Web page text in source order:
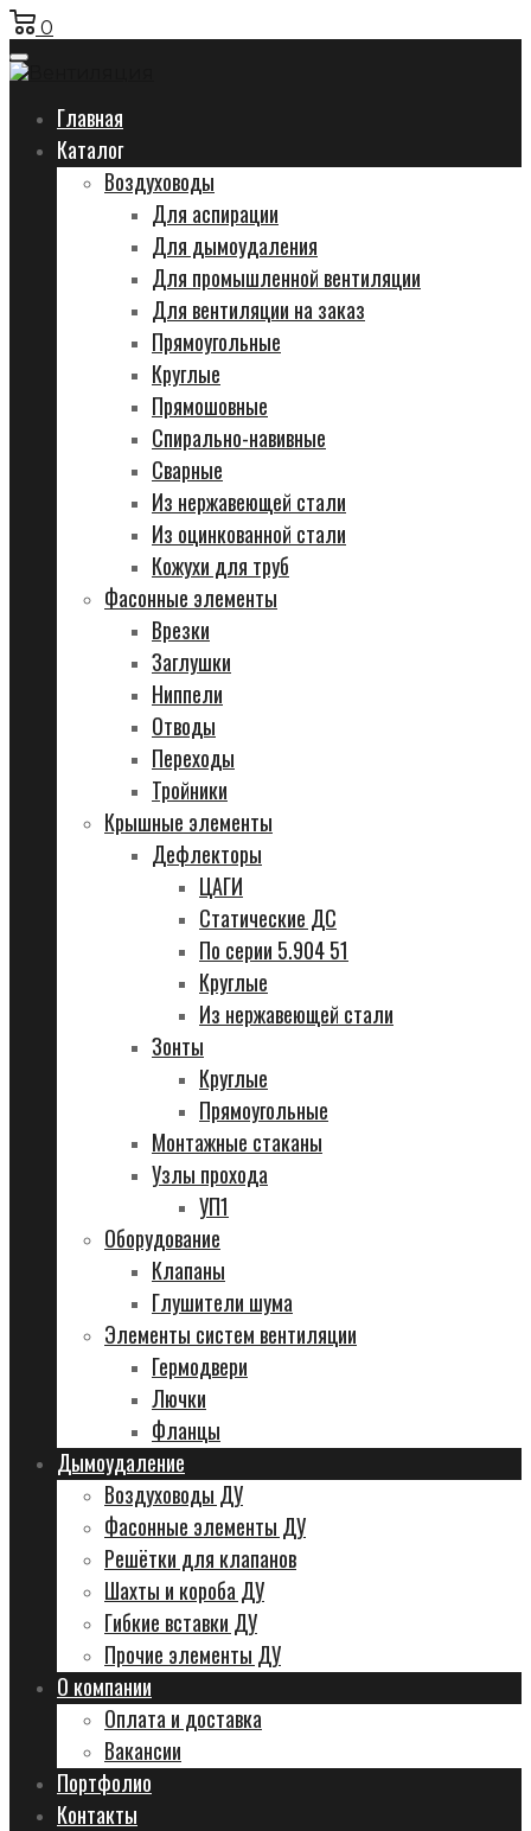
0
Главная
Каталог
Воздуховоды
Для аспирации
Для дымоудаления
Для промышленной вентиляции
Для вентиляции на заказ
Прямоугольные
Круглые
Прямошовные
Спирально-навивные
Сварные
Из нержавеющей стали
Из оцинкованной стали
Кожухи для труб
Фасонные элементы
Врезки
Заглушки
Ниппели
Отводы
Переходы
Тройники
Крышные элементы
Дефлекторы
ЦАГИ
Статические ДС
По серии 5.904 51
Круглые
Из нержавеющей стали
Зонты
Круглые
Прямоугольные
Монтажные стаканы
Узлы прохода
УП1
Оборудование
Клапаны
Глушители шума
Элементы систем вентиляции
Гермодвери
Лючки
Фланцы
Дымоудаление
Воздуховоды ДУ
Фасонные элементы ДУ
Решётки для клапанов
Шахты и короба ДУ
Гибкие вставки ДУ
Прочие элементы ДУ
О компании
Оплата и доставка
Вакансии
Портфолио
Контакты